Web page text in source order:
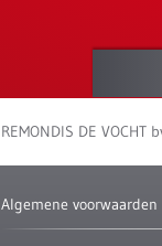
REMONDIS DE VOCHT
Algemene voorwaarden